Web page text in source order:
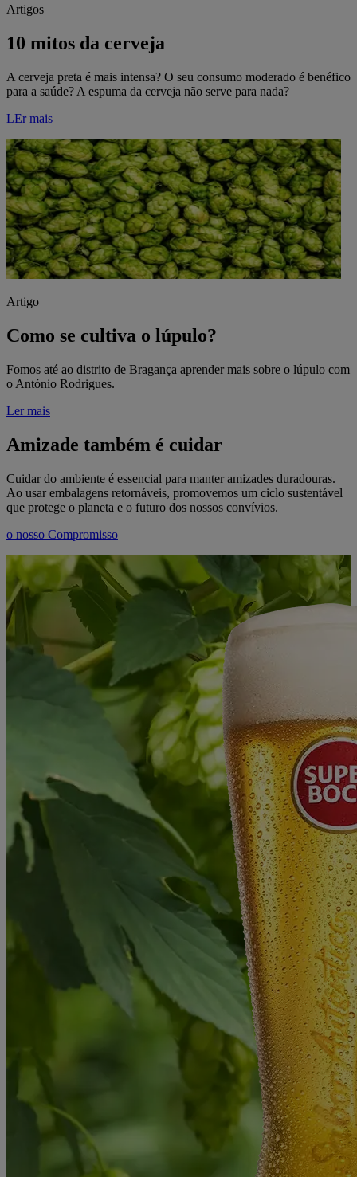
Artigos
10 mitos da cerveja
A cerveja preta é mais intensa? O seu consumo moderado é benéfico
para a saúde? A espuma da cerveja não serve para nada?
LEr mais
Artigo
Como se cultiva o lúpulo?
Fomos até ao distrito de Bragança aprender mais sobre o lúpulo com
o António Rodrigues.
Ler mais
Amizade também é cuidar
Cuidar do ambiente é essencial para manter amizades duradouras.
Ao usar embalagens retornáveis, promovemos um ciclo sustentável
que protege o planeta e o futuro dos nossos convívios.
o nosso Compromisso